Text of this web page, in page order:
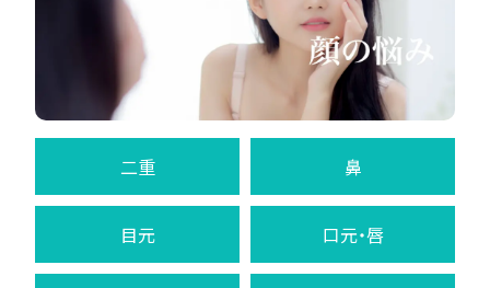
二重 鼻
目元 口元・唇